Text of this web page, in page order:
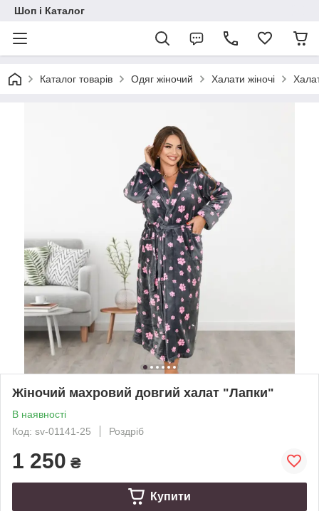
Шоп і Каталог
Каталог товарів Одяг жіночий Халати жіночі
Жіночий махровий довгий халат "Лапки"
В наявності
Код: sv-01141-25
Роздріб
1 250 ₴
Купити